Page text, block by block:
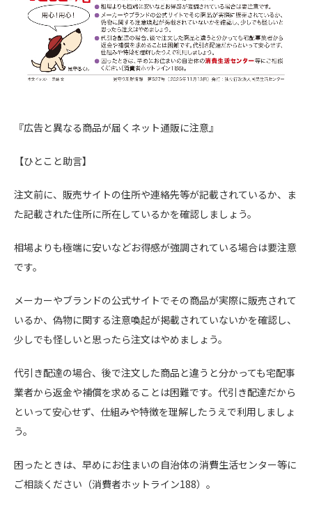
『広告と異なる商品が届くネット通販に注意』
【ひとこと助言】
注文前に、販売サイトの住所や連絡先等が記載されているか、ま
た記載された住所に所在しているかを確認しましょう。
相場よりも極端に安いなどお得感が強調されている場合は要注意
です。
メーカーやブランドの公式サイトでその商品が実際に販売されて
いるか、偽物に関する注意喚起が掲載されていないかを確認し、
少しでも怪しいと思ったら注文はやめましょう。
代引き配達の場合、後で注文した商品と違うと分かっても宅配事
業者から返金や補償を求めることは困難です。代引き配達だから
といって安心せず、仕組みや特徴を理解したうえで利用しましょ
う。
困ったときは、早めにお住まいの自治体の消費生活センター等に
ご相談ください（消費者ホットライン188）。